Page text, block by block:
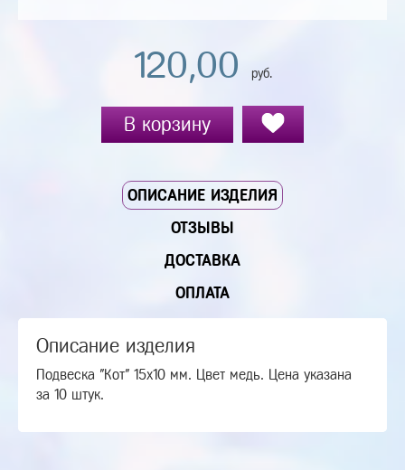
120,00 руб.
В корзину
ОПИСАНИЕ ИЗДЕЛИЯ
ОТЗЫВЫ
ДОСТАВКА
ОПЛАТА
Описание изделия
Подвеска "Кот" 15х10 мм. Цвет медь. Цена указана
за 10 штук.